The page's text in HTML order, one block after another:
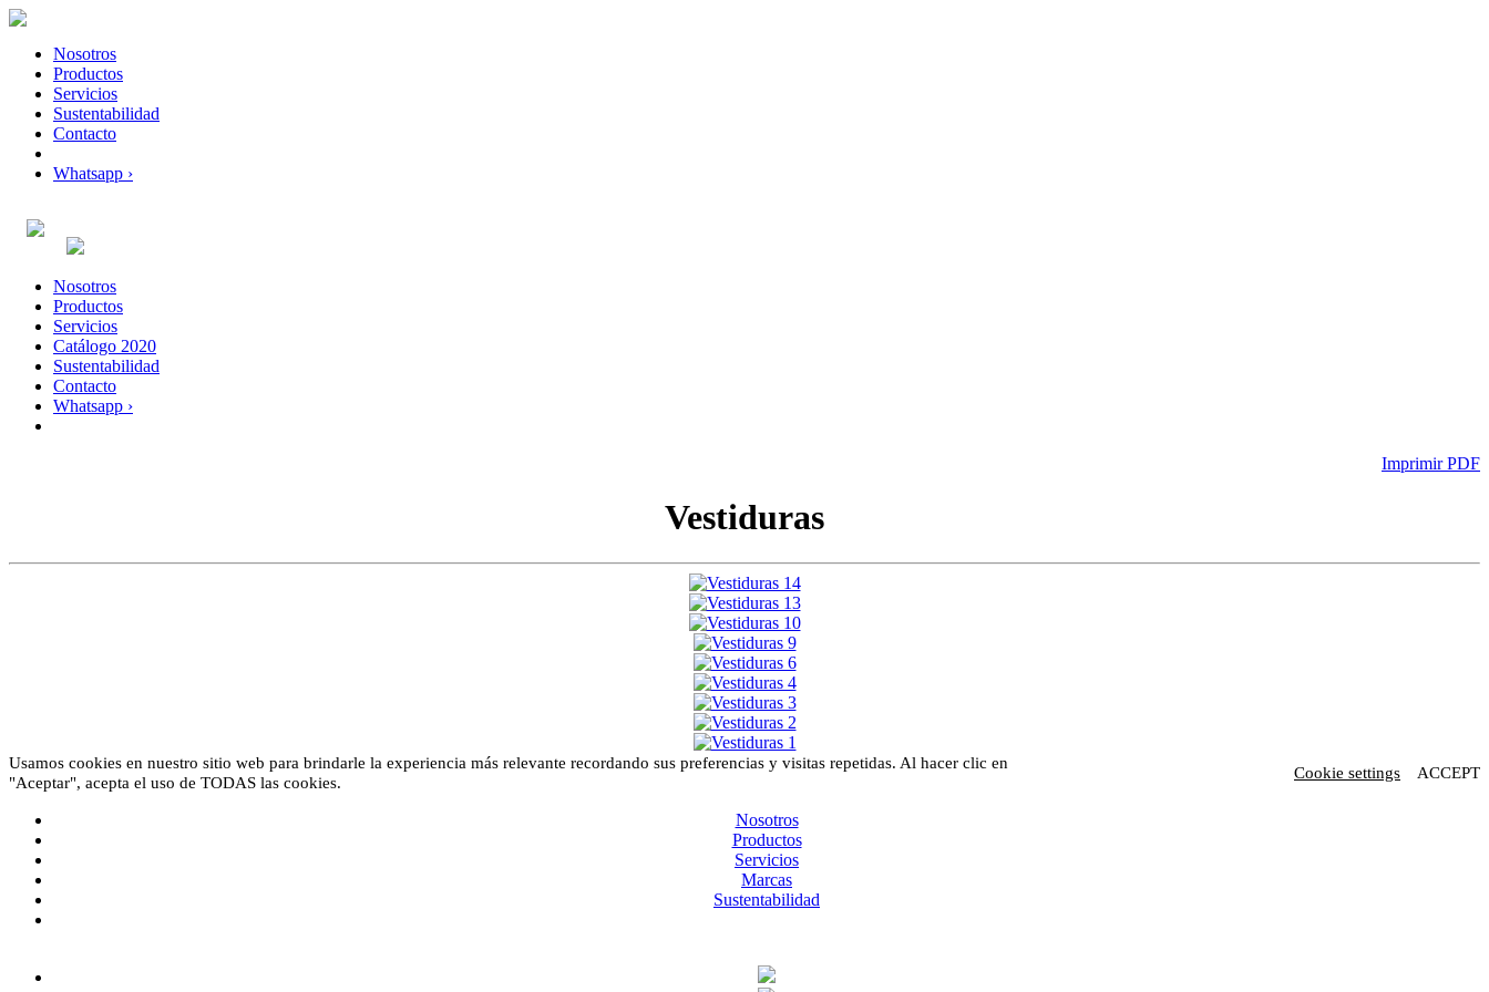
Nosotros
Productos
Servicios
Sustentabilidad
Contacto
Whatsapp ›
Nosotros
Productos
Servicios
Catálogo 2020
Sustentabilidad
Contacto
Whatsapp ›
Imprimir PDF
Vestiduras
Usamos cookies en nuestro sitio web para brindarle la experiencia más relevante recordando sus preferencias y visitas repetidas. Al hacer clic en
"Aceptar", acepta el uso de TODAS las cookies.
Cookie settings ACCEPT
Nosotros
Productos
Servicios
Marcas
Sustentabilidad